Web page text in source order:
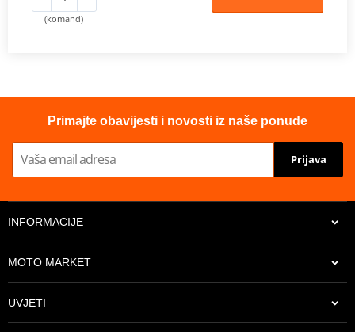
(komand)
Primajte obavijesti i novosti iz naše ponude
Prijava
INFORMACIJE
MOTO MARKET
UVJETI